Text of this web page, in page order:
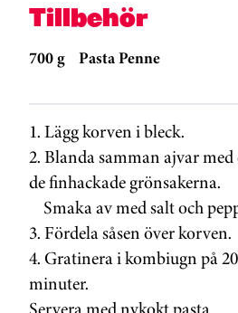
Tillbehör
700 g Pasta Penne
1. Lägg korven i bleck.
2. Blanda samman ajvar
de finhackade grönsakerna.
Smaka av med salt och
3. Fördela såsen över korven.
4. Gratinera i kombiugn på
minuter.